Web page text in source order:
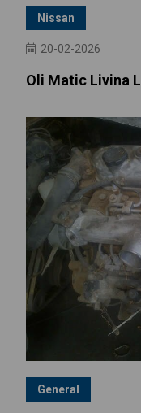
Nissan
20-02-2026
Oli Matic Livina
General